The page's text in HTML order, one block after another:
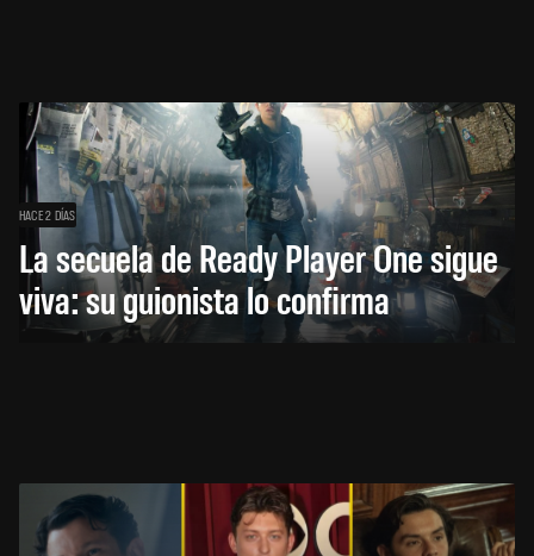
HACE 2 DÍAS
La secuela de Ready Player One sigue
viva: su guionista lo confirma